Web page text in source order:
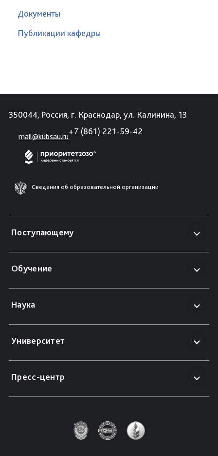
Документы
Публикации кафедры
350044, Россия, г. Краснодар, ул. Калинина, 13
mail@kubsau.ru
+7 (861) 221-59-42
Сведения об образовательной организации
Поступающему
Обучение
Наука
Университет
Пресс-центр